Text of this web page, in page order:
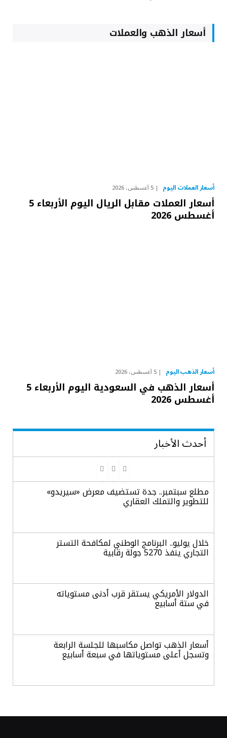
أسعار الذهب والعملات
أسعار العملات اليوم 5 أغسطس، 2026
أسعار العملات مقابل الريال اليوم الأربعاء 5
أغسطس 2026
أسعار الذهب اليوم 5 أغسطس، 2026
أسعار الذهب في السعودية اليوم الأربعاء 5
أغسطس 2026
أحدث الأخبار
مطلع سبتمبر.. جدة تستضيف معرض «سيريدو»
للتطوير والتملك العقاري
خلال يوليو.. البرنامج الوطني لمكافحة التستر
التجاري ينفذ 5270 جولة رقابية
الدولار الأمريكي يستقر قرب أدنى مستوياته
في ستة أسابيع
أسعار الذهب تواصل مكاسبها للجلسة الرابعة
وتسجل أعلى مستوياتها في سبعة أسابيع